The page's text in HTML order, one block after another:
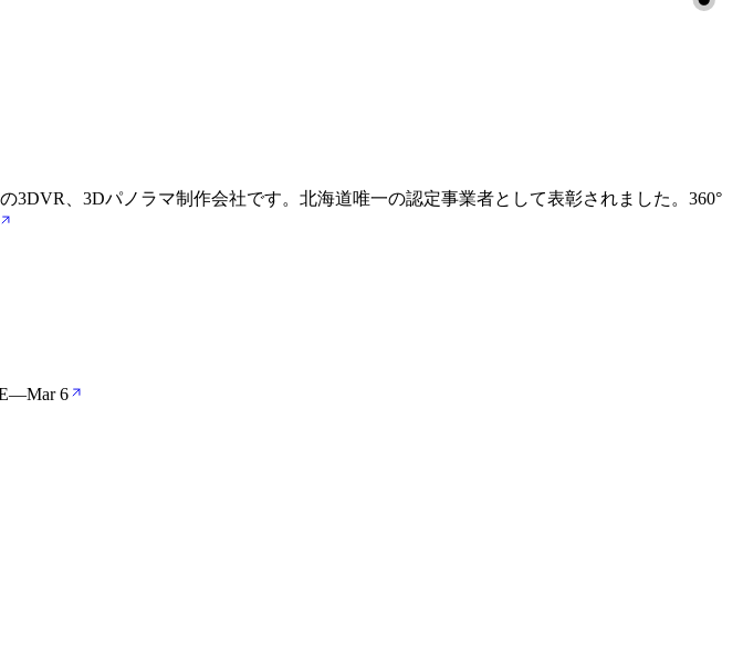
、3Dパノラマ制作会社です。北海道唯一の認定事業者として表彰されました。360°
—Mar 6